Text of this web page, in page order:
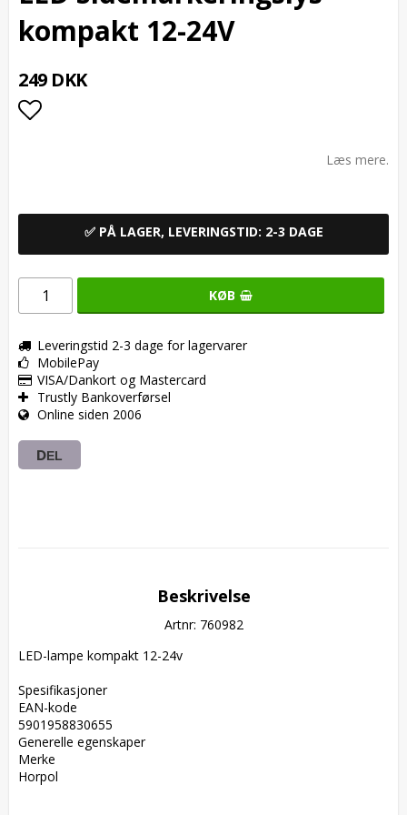
kompakt 12-24V
249 DKK
Læs mere.
✅ PÅ LAGER, LEVERINGSTID: 2-3 DAGE
KØB
Leveringstid 2-3 dage for lagervarer
MobilePay
VISA/Dankort og Mastercard
Trustly Bankoverførsel
Online siden 2006
DEL
Beskrivelse
Artnr: 760982
LED-lampe kompakt 12-24v
Spesifikasjoner
EAN-kode
5901958830655
Generelle egenskaper
Merke
Horpol